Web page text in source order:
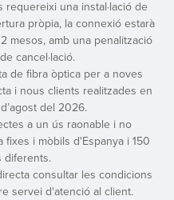
requereixi una instal·lació de
pròpia, la connexió estarà
mesos, amb una penalització
cancel·lació.
de fibra òptica per a noves
i nous clients realitzades en
del 2026.
a un ús raonable i no
i mòbils d'Espanya i 150
diferents.
consultar les condicions
servei d'atenció al client.